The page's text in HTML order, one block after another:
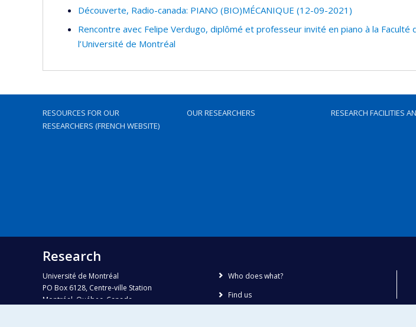
Découverte, Radio-canada: PIANO (BIO)MÉCANIQUE (12-09-2021)
Rencontre avec Felipe Verdugo, diplômé et professeur invité en piano à la Faculté
l’Université de Montréal
RESOURCES FOR OUR
RESEARCHERS (FRENCH WEBSITE)
OUR RESEARCHERS RESEARCH FACILITIES
Research
Université de Montréal
PO Box 6128, Centre-ville Station
Montréal, Québec, Canada
Who does what?
Find us